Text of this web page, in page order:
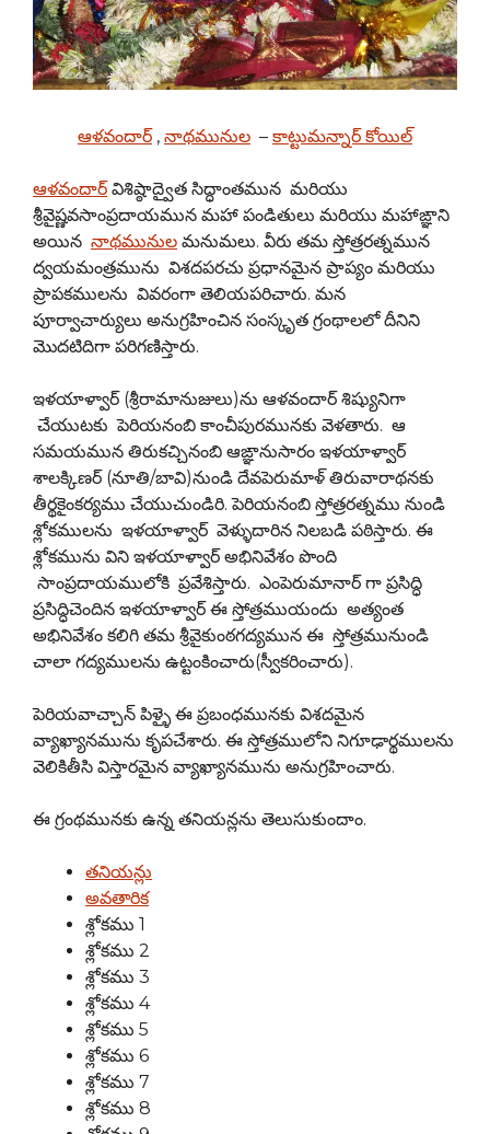
ఆళవందార్ , నాథమునుల – కాట్టుమన్నార్ కోయిల్
ఆళవందార్ విశిష్ఠాద్వైత సిద్ధాంతమున మరియు
శ్రీవైష్ణవసాంప్రదాయమున మహా పండితులు మరియు మహాఙ్ఞాని
అయిన నాథమునుల మనుమలు. వీరు తమ స్తోత్రరత్నమున
ద్వయమంత్రమును విశదపరచు ప్రధానమైన ప్రాప్యం మరియు
ప్రాపకములను వివరంగా తెలియపరిచారు. మన
పూర్వాచార్యులు అనుగ్రహించిన సంస్కృత గ్రంథాలలో దీనిని
మొదటిదిగా పరిగణిస్తారు.
ఇళయాళ్వార్ (శ్రీరామానుజులు)ను ఆళవందార్ శిష్యునిగా
చేయుటకు పెరియనంబి కాంచీపురమునకు వెళతారు. ఆ
సమయమున తిరుకచ్చినంబి ఆఙ్ఞానుసారం ఇళయాళ్వార్
శాలక్కిణర్ (నూతి/బావి)నుండి దేవపెరుమాళ్ తిరువారాథనకు
తీర్థకైంకర్యము చేయుచుండిరి. పెరియనంబి స్తోత్రరత్నము నుండి
శ్లోకములను ఇళయాళ్వార్ వెళ్ళుదారిన నిలబడి పఠిస్తారు. ఈ
శ్లోకమును విని ఇళయాళ్వార్ అభినివేశం పొంది
సాంప్రదాయములోకి ప్రవేశిస్తారు. ఎంపెరుమానార్ గా ప్రసిద్ధి
ప్రసిద్ధిచెందిన ఇళయాళ్వార్ ఈ స్తోత్రముయందు అత్యంత
అభినివేశం కలిగి తమ శ్రీవైకుంఠగద్యమున ఈ స్తోత్రమునుండి
చాలా గద్యములను ఉట్టంకించారు(స్వీకరించారు).
పెరియవాచ్చాన్ పిళ్ళై ఈ ప్రబంధమునకు విశదమైన
వ్యాఖ్యానమును కృపచేశారు. ఈ స్తోత్రములోని నిగూఢార్థములను
వెలికితీసి విస్తారమైన వ్యాఖ్యానమును అనుగ్రహించారు.
ఈ గ్రంథమునకు ఉన్న తనియన్లను తెలుసుకుందాం.
తనియన్లు
అవతారిక
శ్లోకము 1
శ్లోకము 2
శ్లోకము 3
శ్లోకము 4
శ్లోకము 5
శ్లోకము 6
శ్లోకము 7
శ్లోకము 8